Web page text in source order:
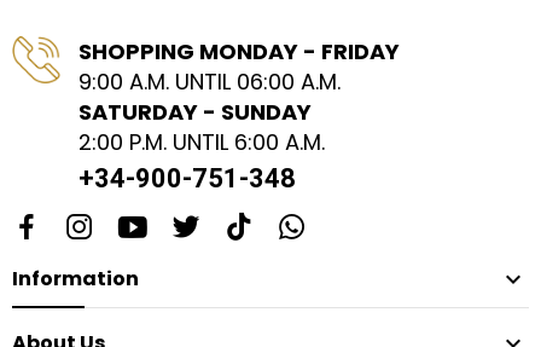
SHOPPING MONDAY - FRIDAY
9:00 A.M. UNTIL 06:00 A.M.
SATURDAY - SUNDAY
2:00 P.M. UNTIL 6:00 A.M.
+34-900-751-348
Information 